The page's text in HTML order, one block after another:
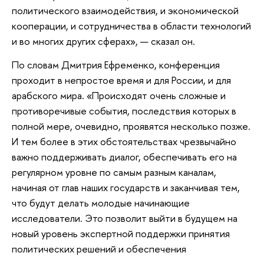
политического взаимодействия, и экономической
кооперации, и сотрудничества в области технологий
и во многих других сферах», — сказал он.
По словам Дмитрия Ефременко, конференция
проходит в непростое время и для России, и для
арабского мира. «Происходят очень сложные и
противоречивые события, последствия которых в
полной мере, очевидно, проявятся несколько позже.
И тем более в этих обстоятельствах чрезвычайно
важно поддерживать диалог, обеспечивать его на
регулярном уровне по самым разным каналам,
начиная от глав наших государств и заканчивая тем,
что будут делать молодые начинающие
исследователи. Это позволит выйти в будущем на
новый уровень экспертной поддержки принятия
политических решений и обеспечения